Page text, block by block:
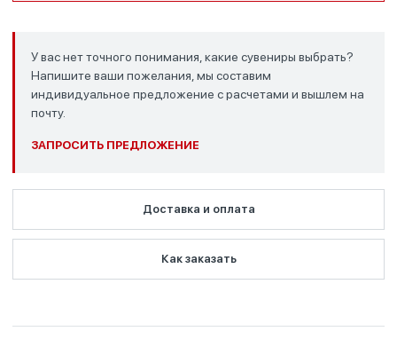
У вас нет точного понимания, какие сувениры выбрать?
Напишите ваши пожелания, мы составим
индивидуальное предложение с расчетами и вышлем на
почту.
ЗАПРОСИТЬ ПРЕДЛОЖЕНИЕ
Доставка и оплата
Как заказать